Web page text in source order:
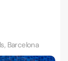
Barcelona